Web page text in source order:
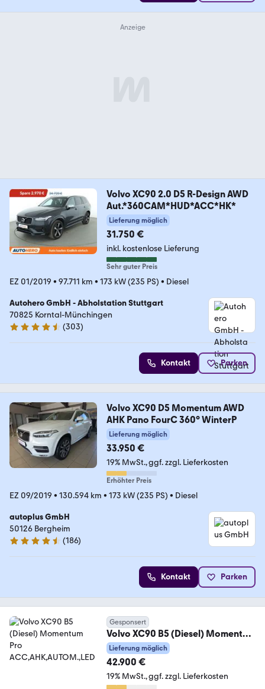
Volvo XC90 2.0 D5 R-Design AWD
Aut.*360CAM*HUD*ACC*HK*
Lieferung möglich
31.750 €
inkl. kostenlose Lieferung
Sehr guter Preis
EZ 01/2019 • 97.711 km • 173 kW (235 PS) • Diesel
Autohero GmbH - Abholstation Stuttgart
70825 Korntal-Münchingen
4.4 Sterne
(303)
Kontakt Parken
Volvo XC90 D5 Momentum AWD
AHK Pano FourC 360° WinterP
Lieferung möglich
33.950 €
19% MwSt. ggf. zzgl. Lieferkosten
Erhöhter Preis
EZ 09/2019 • 130.594 km • 173 kW (235 PS) • Diesel
autoplus GmbH
50126 Bergheim
4.7 Sterne
(186)
Kontakt Parken
Gesponsert
Volvo XC90 B5 (Diesel) Momentum
Pro ACC,AHK,AUTOM.,LED
Lieferung möglich
42.900 €
19% MwSt. ggf. zzgl. Lieferkosten